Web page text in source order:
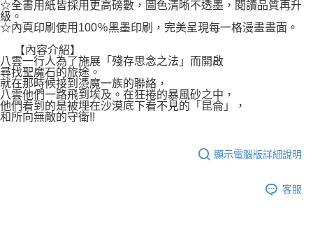
☆全書用紙皆採用更高磅數，圖色清晰不透墨，閱讀品質再升
級。
☆內頁印刷使用100％黑墨印刷，完美呈現每一格漫畫畫面。
【內容介紹】
八雲一行人為了施展「殘存思念之法」而開啟
尋找聖魔石的旅途。
就在那時候接到憑魔一族的聯絡，
八雲他們一路飛到埃及。在狂捲的暴風砂之中，
他們看到的是被埋在沙漠底下看不見的「昆侖」，
和所向無敵的守衛!!
顯示電腦版詳細說明
客服